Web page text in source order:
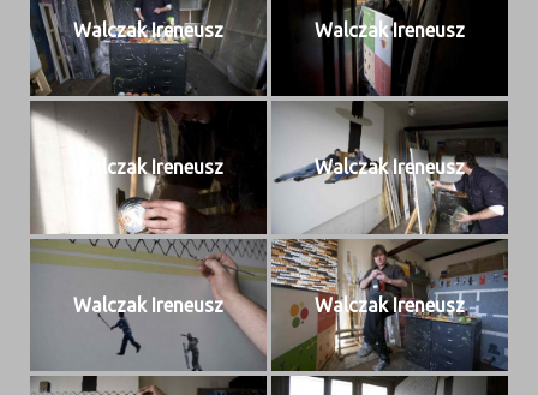
Wal­czak Ireneusz Wal­czak Ireneusz
Wal­czak Ireneusz Wal­czak Ireneusz
Wal­czak Ireneusz Wal­czak Ireneusz